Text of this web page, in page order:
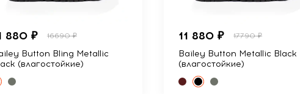
880 ₽ 16690 ₽
Button Bling Metallic
(влагостойкие)
11 880 ₽ 17790 ₽
Bailey Button Metallic Black
(влагостойкие)